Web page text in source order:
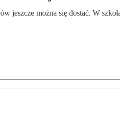
jeszcze można się dostać. W